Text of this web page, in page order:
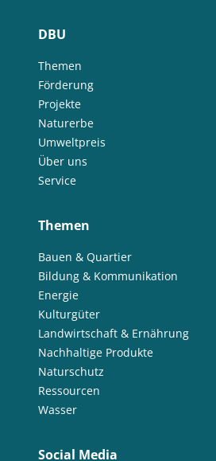
DBU
Themen
Förderung
Projekte
Naturerbe
Umweltpreis
Über uns
Service
Themen
Bauen & Quartier
Bildung & Kommunikation
Energie
Kulturgüter
Landwirtschaft & Ernährung
Nachhaltige Produkte
Naturschutz
Ressourcen
Wasser
Social Media